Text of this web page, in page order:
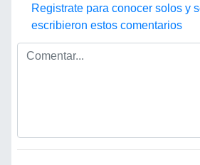
Registrate para conocer solos y
escribieron estos comentarios